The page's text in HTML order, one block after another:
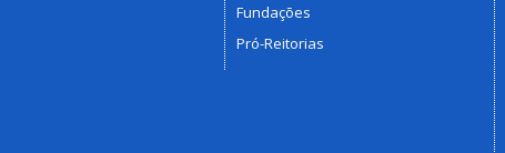
Fundações
Pró-Reitorias